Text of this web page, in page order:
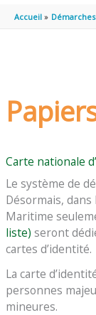
Accueil Démarches
Carte nationale
Le système de
Désormais,
Maritime
liste) seront
cartes d’identité.
La carte
personnes
mineures.